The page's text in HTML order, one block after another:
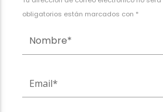
obligatorios están marcados con *